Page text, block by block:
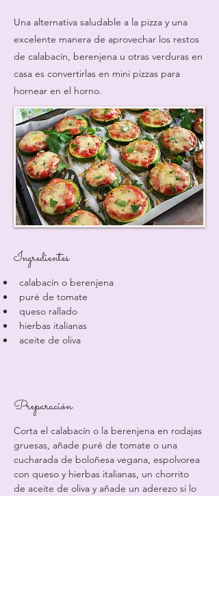
Una alternativa saludable a la pizza y una
excelente manera de aprovechar los restos
de calabacín, berenjena u otras verduras en
casa es convertirlas en mini pizzas para
hornear en el horno.
Ingredientes
calabacín o berenjena
puré de tomate
queso rallado
hierbas italianas
aceite de oliva
Preparación
Corta el calabacín o la berenjena en rodajas
gruesas, añade puré de tomate o una
cucharada de boloñesa vegana, espolvorea
con queso y hierbas italianas, un chorrito
de aceite de oliva y añade un aderezo si lo